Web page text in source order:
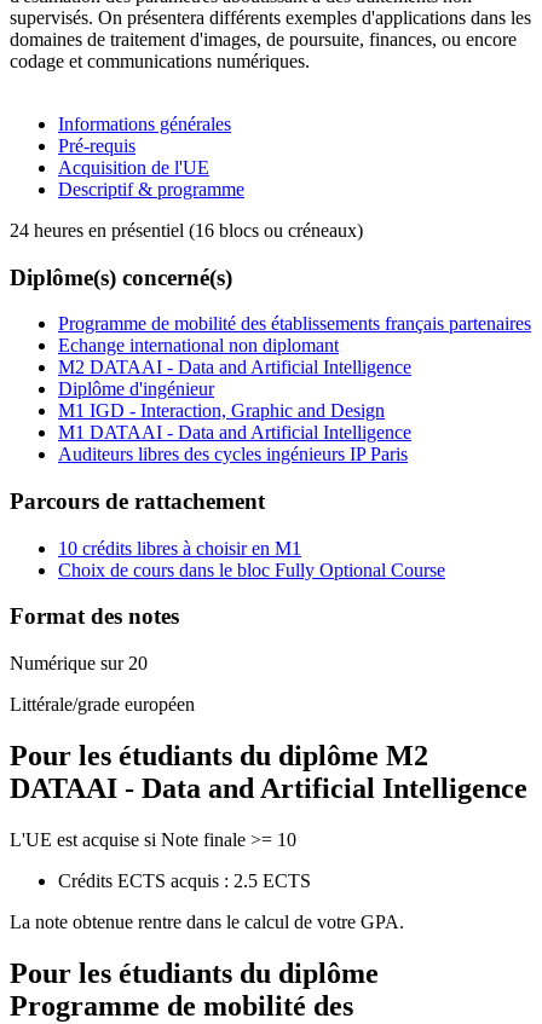
supervisés. On présentera différents exemples d'applications dans les
domaines de traitement d'images, de poursuite, finances, ou encore
codage et communications numériques.
Informations générales
Pré-requis
Acquisition de l'UE
Descriptif & programme
24 heures en présentiel (16 blocs ou créneaux)
Diplôme(s) concerné(s)
Programme de mobilité des établissements français partenaires
Echange international non diplomant
M2 DATAAI - Data and Artificial Intelligence
Diplôme d'ingénieur
M1 IGD - Interaction, Graphic and Design
M1 DATAAI - Data and Artificial Intelligence
Auditeurs libres des cycles ingénieurs IP Paris
Parcours de rattachement
10 crédits libres à choisir en M1
Choix de cours dans le bloc Fully Optional Course
Format des notes
Numérique sur 20
Littérale/grade européen
Pour les étudiants du diplôme M2
DATAAI - Data and Artificial Intelligence
L'UE est acquise si Note finale >= 10
Crédits ECTS acquis : 2.5 ECTS
La note obtenue rentre dans le calcul de votre GPA.
Pour les étudiants du diplôme
Programme de mobilité des